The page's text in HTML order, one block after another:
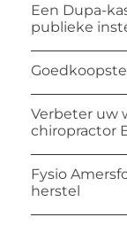
Een Dupa-
publieke
Verbeter uw
chiropractor
Fysio
herstel